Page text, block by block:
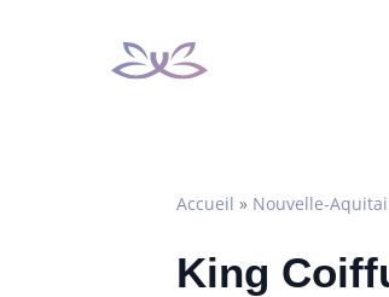
Accueil » Nouvelle-
King